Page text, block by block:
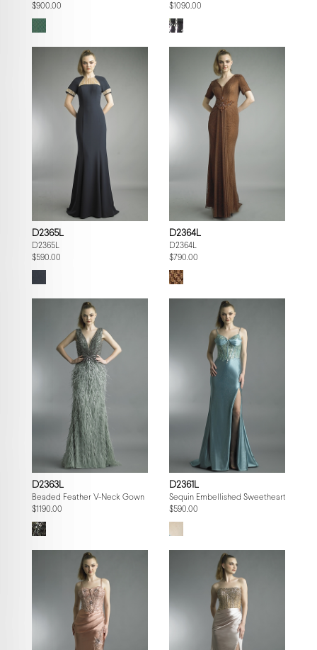
$900.00
$1090.00
D2365L
D2365L
$590.00
D2364L
D2364L
$790.00
D2363L
Beaded Feather V-Neck Gown
$1190.00
D2361L
Sequin Embellished Sweetheart Gown
$590.00